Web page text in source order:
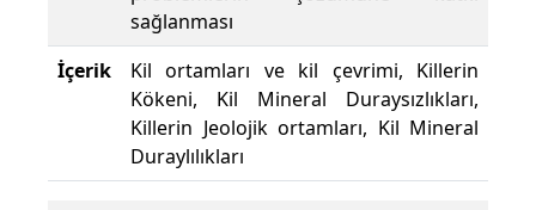
sağlanması
İçerik
Kil ortamları ve kil çevrimi, Killerin
Kökeni, Kil Mineral Duraysızlıkları,
Killerin Jeolojik ortamları, Kil Mineral
Duraylılıkları